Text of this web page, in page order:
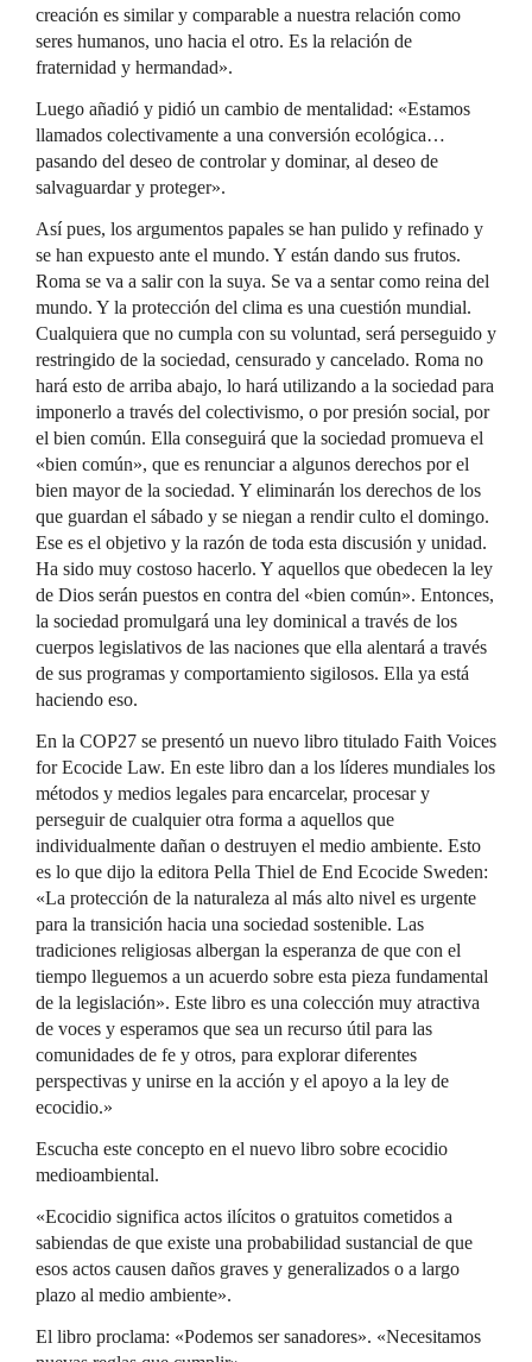
creación es similar y comparable a nuestra relación como
seres humanos, uno hacia el otro. Es la relación de
fraternidad y hermandad».
Luego añadió y pidió un cambio de mentalidad: «Estamos
llamados colectivamente a una conversión ecológica…
pasando del deseo de controlar y dominar, al deseo de
salvaguardar y proteger».
Así pues, los argumentos papales se han pulido y refinado y
se han expuesto ante el mundo. Y están dando sus frutos.
Roma se va a salir con la suya. Se va a sentar como reina del
mundo. Y la protección del clima es una cuestión mundial.
Cualquiera que no cumpla con su voluntad, será perseguido y
restringido de la sociedad, censurado y cancelado. Roma no
hará esto de arriba abajo, lo hará utilizando a la sociedad para
imponerlo a través del colectivismo, o por presión social, por
el bien común. Ella conseguirá que la sociedad promueva el
«bien común», que es renunciar a algunos derechos por el
bien mayor de la sociedad. Y eliminarán los derechos de los
que guardan el sábado y se niegan a rendir culto el domingo.
Ese es el objetivo y la razón de toda esta discusión y unidad.
Ha sido muy costoso hacerlo. Y aquellos que obedecen la ley
de Dios serán puestos en contra del «bien común». Entonces,
la sociedad promulgará una ley dominical a través de los
cuerpos legislativos de las naciones que ella alentará a través
de sus programas y comportamiento sigilosos. Ella ya está
haciendo eso.
En la COP27 se presentó un nuevo libro titulado Faith Voices
for Ecocide Law. En este libro dan a los líderes mundiales los
métodos y medios legales para encarcelar, procesar y
perseguir de cualquier otra forma a aquellos que
individualmente dañan o destruyen el medio ambiente. Esto
es lo que dijo la editora Pella Thiel de End Ecocide Sweden:
«La protección de la naturaleza al más alto nivel es urgente
para la transición hacia una sociedad sostenible. Las
tradiciones religiosas albergan la esperanza de que con el
tiempo lleguemos a un acuerdo sobre esta pieza fundamental
de la legislación». Este libro es una colección muy atractiva
de voces y esperamos que sea un recurso útil para las
comunidades de fe y otros, para explorar diferentes
perspectivas y unirse en la acción y el apoyo a la ley de
ecocidio.»
Escucha este concepto en el nuevo libro sobre ecocidio
medioambiental.
«Ecocidio significa actos ilícitos o gratuitos cometidos a
sabiendas de que existe una probabilidad sustancial de que
esos actos causen daños graves y generalizados o a largo
plazo al medio ambiente».
El libro proclama: «Podemos ser sanadores». «Necesitamos